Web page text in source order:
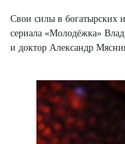
Свои силы в богатырских
сериала «Молодёжка»
и доктор Александр